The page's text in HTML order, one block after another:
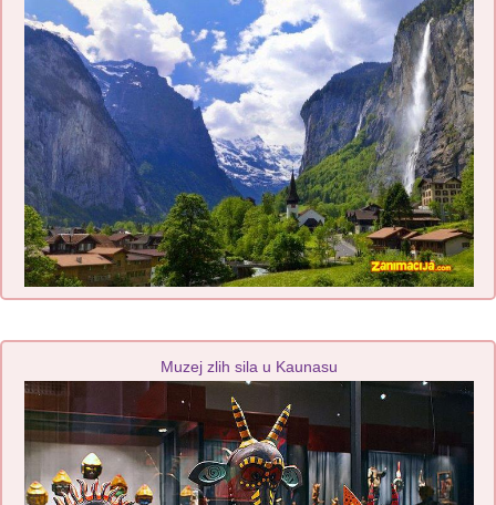
Muzej zlih sila u Kaunasu